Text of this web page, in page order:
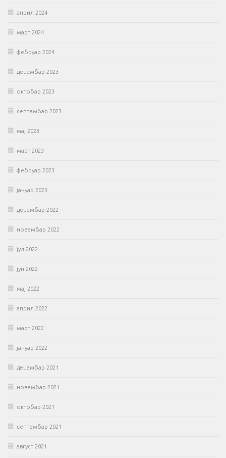
април 2024
март 2024
фебруар 2024
децембар 2023
октобар 2023
септембар 2023
мај 2023
март 2023
фебруар 2023
јануар 2023
децембар 2022
новембар 2022
јул 2022
јун 2022
мај 2022
април 2022
март 2022
јануар 2022
децембар 2021
новембар 2021
октобар 2021
септембар 2021
август 2021